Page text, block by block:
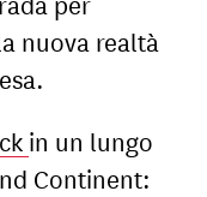
nuova realtà
in un lungo
Continent: